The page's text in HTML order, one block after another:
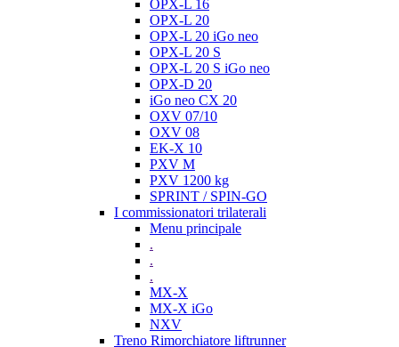
OPX-L 16
OPX-L 20
OPX-L 20 iGo neo
OPX-L 20 S
OPX-L 20 S iGo neo
OPX-D 20
iGo neo CX 20
OXV 07/10
OXV 08
EK-X 10
PXV M
PXV 1200 kg
SPRINT / SPIN-GO
I commissionatori trilaterali
Menu principale
.
.
.
MX-X
MX-X iGo
NXV
Treno Rimorchiatore liftrunner